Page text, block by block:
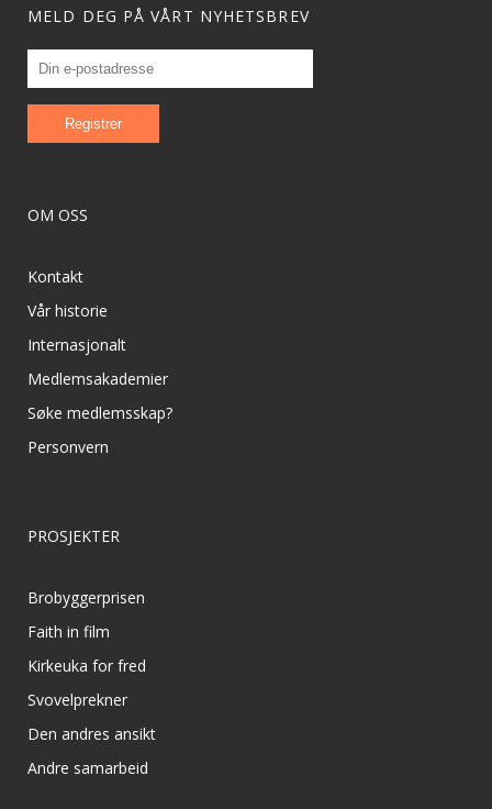
MELD DEG PÅ VÅRT NYHETSBREV
OM OSS
Kontakt
Vår historie
Internasjonalt
Medlemsakademier
Søke medlemsskap?
Personvern
PROSJEKTER
Brobyggerprisen
Faith in film
Kirkeuka for fred
Svovelprekner
Den andres ansikt
Andre samarbeid